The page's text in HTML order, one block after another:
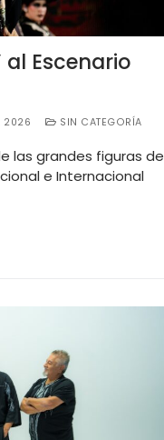
al Escenario
2026 SIN CATEGORÍA
las grandes figuras de
e Internacional